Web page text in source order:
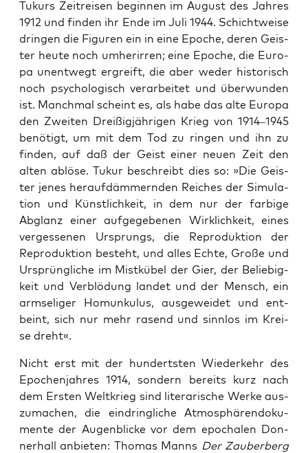
Tukurs Zeit­rei­sen begin­nen im August des Jah­res
1912 und fin­den ihr Ende im Juli 1944. Schicht­wei­se
drin­gen die Figu­ren ein in eine Epo­che, deren Geis­
ter heu­te noch umher­ir­ren; eine Epo­che, die Euro­
pa unent­wegt ergreift, die aber weder his­to­risch
noch psy­cho­lo­gisch ver­ar­bei­tet und über­wun­den
ist. Manch­mal scheint es, als habe das alte Euro­pa
den Zwei­ten Drei­ßig­jäh­ri­gen Krieg von 1914–1945
benö­tigt, um mit dem Tod zu rin­gen und ihn zu
fin­den, auf daß der Geist einer neu­en Zeit den
alten ablö­se. Tukur beschreibt dies so: »Die Geis­
ter jenes her­auf­däm­mern­den Rei­ches der Simu­la­
ti­on und Künst­lich­keit, in dem nur der far­bi­ge
Abglanz einer auf­ge­ge­be­nen Wirk­lich­keit, eines
ver­ges­se­nen Ursprungs, die Repro­duk­ti­on der
Repro­duk­ti­on besteht, und alles Ech­te, Gro­ße und
Ursprüng­li­che im Mist­kü­bel der Gier, der Belie­big­
keit und Ver­blö­dung lan­det und der Mensch, ein
arm­se­li­ger Homun­ku­lus, aus­ge­wei­det und ent­
beint, sich nur mehr rasend und sinn­los im Krei­
se dreht«.
Nicht erst mit der hun­derts­ten Wie­der­kehr des
Epo­chen­jah­res 1914, son­dern bereits kurz nach
dem Ers­ten Welt­krieg sind lite­ra­ri­sche Wer­ke aus­
zu­ma­chen, die ein­dring­li­che Atmo­sphä­ren­do­ku­
men­te der Augen­bli­cke vor dem epo­cha­len Don­
ner­hall anbie­ten: Tho­mas Manns Der Zau­ber­berg